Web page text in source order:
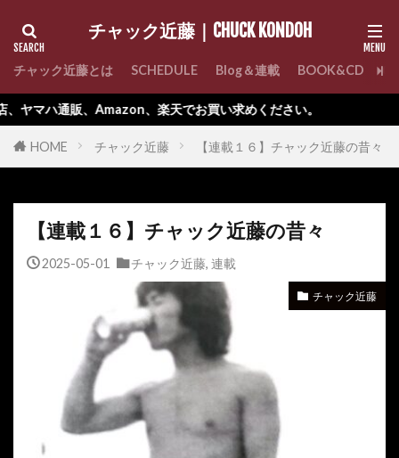
チャック近藤｜CHUCK KONDOH
チャック近藤とは SCHEDULE Blog＆連載 BOOK&CD
、楽天でお買い求めください。
HOME チャック近藤 【連載１６】チャック近藤の昔々
【連載１６】チャック近藤の昔々
2025-05-01 チャック近藤, 連載
チャック近藤